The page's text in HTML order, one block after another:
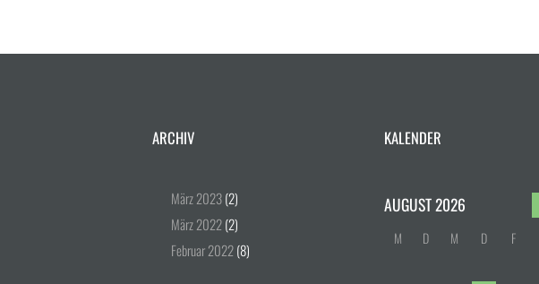
ARCHIV
März2023(2)
März2022(2)
Februar2022(8)
KALENDER
AUGUST2026
M D M D F